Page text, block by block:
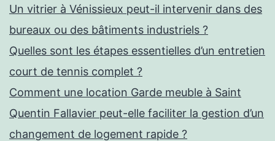
Un vitrier à Vénissieux peut-il intervenir dans des
bureaux ou des bâtiments industriels ?
Quelles sont les étapes essentielles d’un entretien
court de tennis complet ?
Comment une location Garde meuble à Saint
Quentin Fallavier peut-elle faciliter la gestion d’un
changement de logement rapide ?